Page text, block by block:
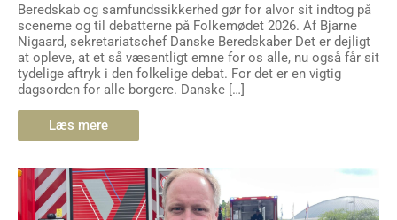
Beredskab og samfundssikkerhed gør for alvor sit indtog på
scenerne og til debatterne på Folkemødet 2026. Af Bjarne
Nigaard, sekretariatschef Danske Beredskaber Det er dejligt
at opleve, at et så væsentligt emne for os alle, nu også får sit
tydelige aftryk i den folkelige debat. For det er en vigtig
dagsorden for alle borgere. Danske […]
Læs mere